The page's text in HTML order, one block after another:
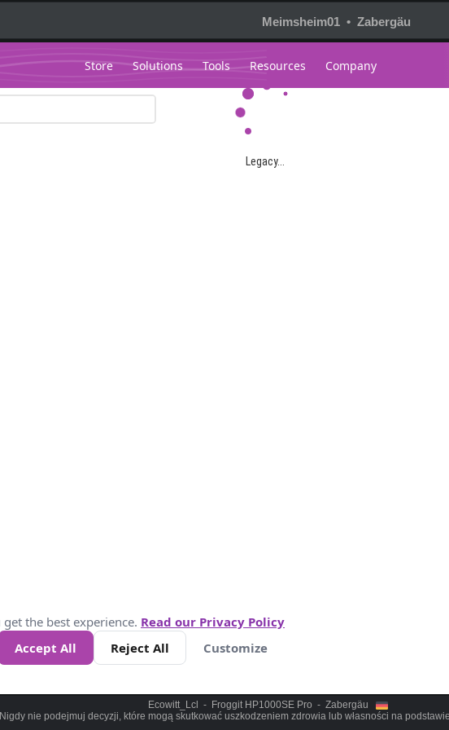
Meimsheim01 • Zabergäu
Ecowitt_Lcl - Froggit HP1000SE Pro - Zabergäu
Nigdy nie podejmuj decyzji, które mogą skutkować uszkodzeniem zdrowia lub własności na